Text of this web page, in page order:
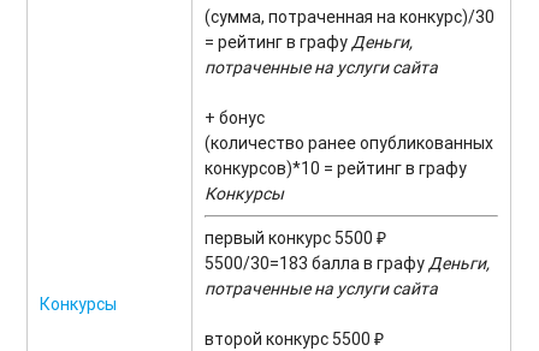
Конкурсы
(сумма, потраченная на конкурс)/30
= рейтинг в графуДеньги,
потраченные на услуги сайта
+ бонус
(количество ранее опубликованных
конкурсов)*10 = рейтинг в графу
Конкурсы
первый конкурс 5500 ₽
5500/30=183 балла в графуДеньги,
потраченные на услуги сайта
второй конкурс 5500 ₽